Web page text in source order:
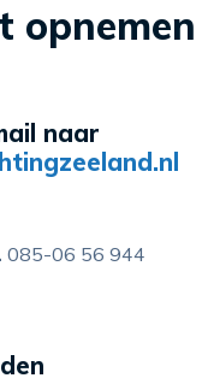
opnemen
naar
085-06 56 944